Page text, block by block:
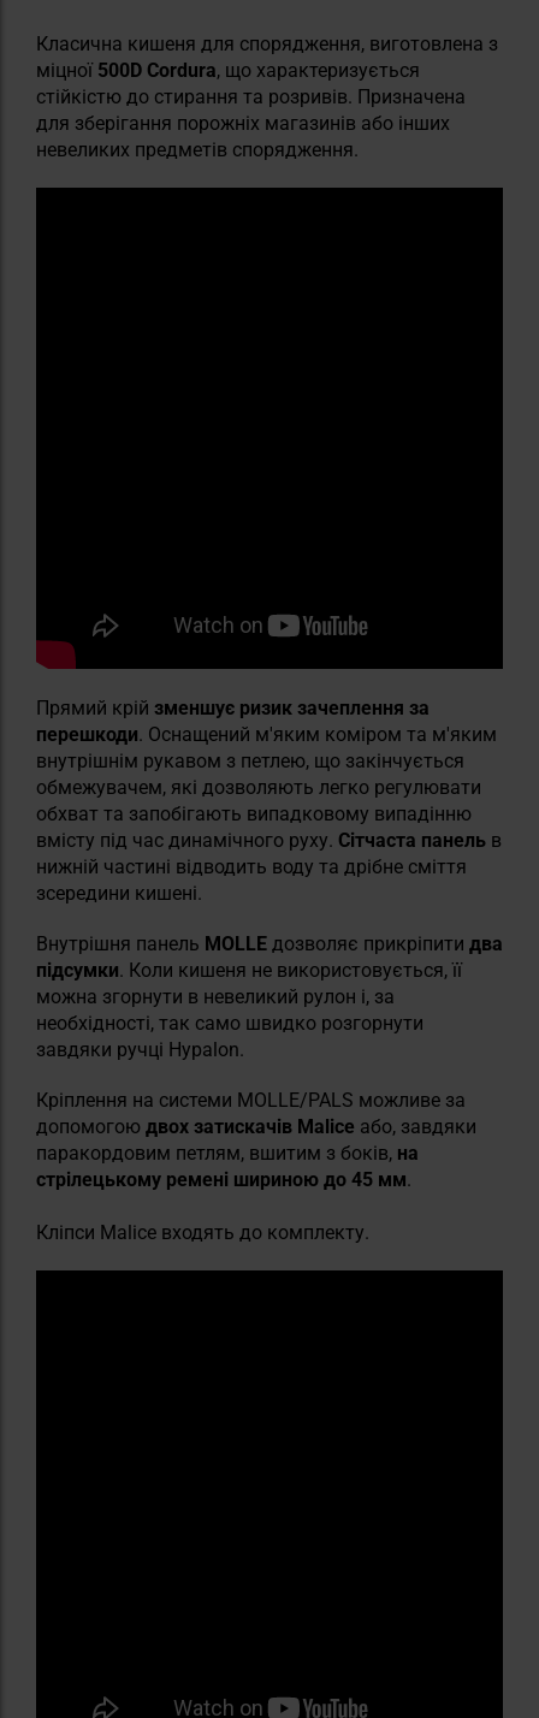
Класична кишеня для спорядження, виготовлена з
міцної 500D Cordura, що характеризується
стійкістю до стирання та розривів. Призначена
для зберігання порожніх магазинів або інших
невеликих предметів спорядження.
Прямий крій зменшує ризик зачеплення за
перешкоди. Оснащений м'яким коміром та м'яким
внутрішнім рукавом з петлею, що закінчується
обмежувачем, які дозволяють легко регулювати
обхват та запобігають випадковому випадінню
вмісту під час динамічного руху. Сітчаста панель в
нижній частині відводить воду та дрібне сміття
зсередини кишені.
Внутрішня панель MOLLE дозволяє прикріпити два
підсумки. Коли кишеня не використовується, її
можна згорнути в невеликий рулон і, за
необхідності, так само швидко розгорнути
завдяки ручці Hypalon.
Кріплення на системи MOLLE/PALS можливе за
допомогою двох затискачів Malice або, завдяки
паракордовим петлям, вшитим з боків, на
стрілецькому ремені шириною до 45 мм.
Кліпси Malice входять до комплекту.